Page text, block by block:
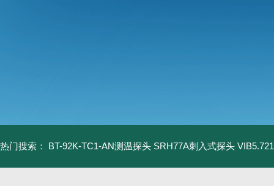
热门搜索： BT-92K-TC1-AN测温探头 SRH77A刺入式探头